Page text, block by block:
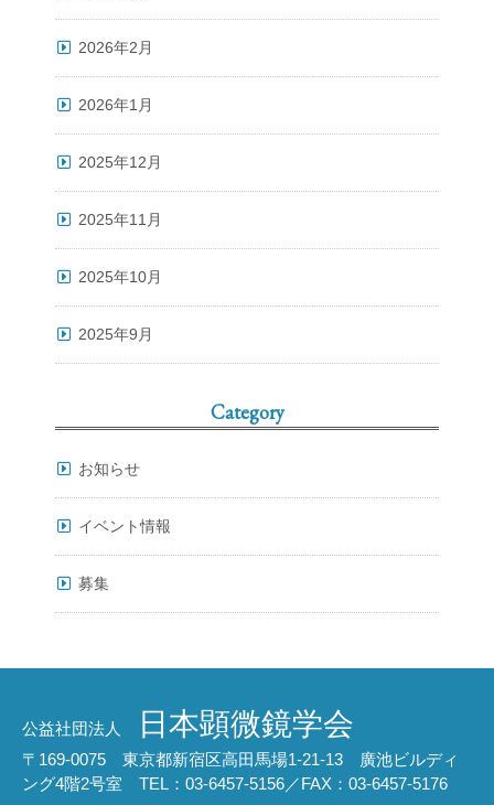
2026年2月
2026年1月
2025年12月
2025年11月
2025年10月
2025年9月
Category
お知らせ
イベント情報
募集
公益社団法人 日本顕微鏡学会
〒169-0075 東京都新宿区高田馬場1-21-13 廣池ビルディ
ング4階2号室 TEL：03-6457-5156／FAX：03-6457-5176